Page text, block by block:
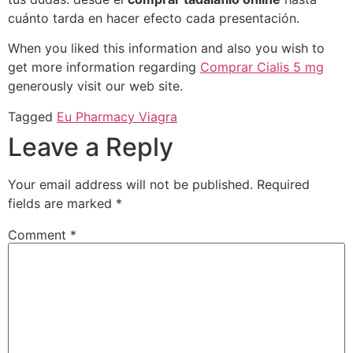
cuánto tarda en hacer efecto cada presentación.
When you liked this information and also you wish to
get more information regarding Comprar Cialis 5 mg
generously visit our web site.
Tagged Eu Pharmacy Viagra
Leave a Reply
Your email address will not be published. Required
fields are marked *
Comment *